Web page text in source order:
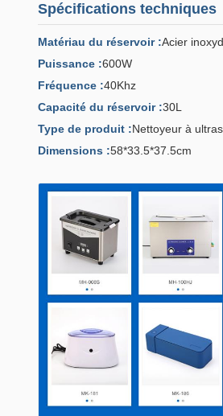
Spécifications techniques
Matériau du réservoir :Acier
Puissance :600W
Fréquence :40Khz
Capacité du réservoir :30L
Type de produit :Nettoyeur à
Dimensions :58*33.5*37.5cm